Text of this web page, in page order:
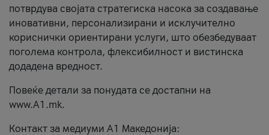
потврдува својата стратегиска насока за создавање
иновативни, персонализирани и исклучително
кориснички ориентирани услуги, што обезбедуваат
поголема контрола, флексибилност и вистинска
додадена вредност.
Повеќе детали за понудата се достапни на
www.А1.mk.
Контакт за медиуми А1 Македонија: